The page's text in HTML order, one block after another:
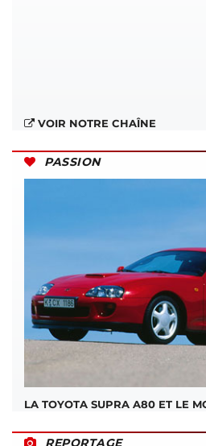
VOIR NOTRE CHAÎNE
PASSION
LA TOYOTA SUPRA A80 ET LE
REPORTAGE